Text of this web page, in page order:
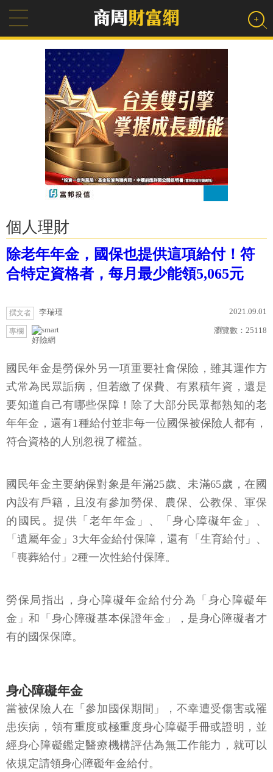
個人理財
除老年年金，國保也提供這項給付！符
合特定資格者，每月最少能領5,065元
撰文者 李瑞瑾 2021.09.01
專欄
好險網
瀏覽數： 25118
國民年金是勞保外另一項重要社會保險，雖其運作方
式常為民眾詬病，但若繳了保費、有累積年資，還是
要知道自己有哪些保障！除了大部分民眾都熟知的老
年年金，還有1種給付並非每一位國保被保險人都有，
符合資格的人別忽視了權益。
國民年金主要納保對象是年滿25歲、未滿65歲，在國
內設有戶籍，且沒有參加勞保、農保、公教保、軍保
的國民。提供「老年年金」、「身心障礙年金」、
「遺屬年金」3大年金給付保障，還有「生育給付」、
「喪葬給付」2種一次性給付保障。
勞保局指出，身心障礙年金給付分為「身心障礙年
金」和「身心障礙基本保證年金」，是身心障礙者才
有的國保保障。
身心障礙年金
當被保險人在「參加國保期間」，不幸遭受傷害或罹
患疾病，領有重度或極重度身心障礙手冊或證明，並
經身心障礙鑑定醫療機構評估為無工作能力，就可以
依規定請領身心障礙年金給付。